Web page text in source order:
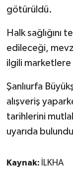
götürüldü.
Halk sağlığını
edileceği,
ilgili marketlere
Şanlıurfa
alışveriş
tarihlerini
uyarıda
Kaynak: İLKHA